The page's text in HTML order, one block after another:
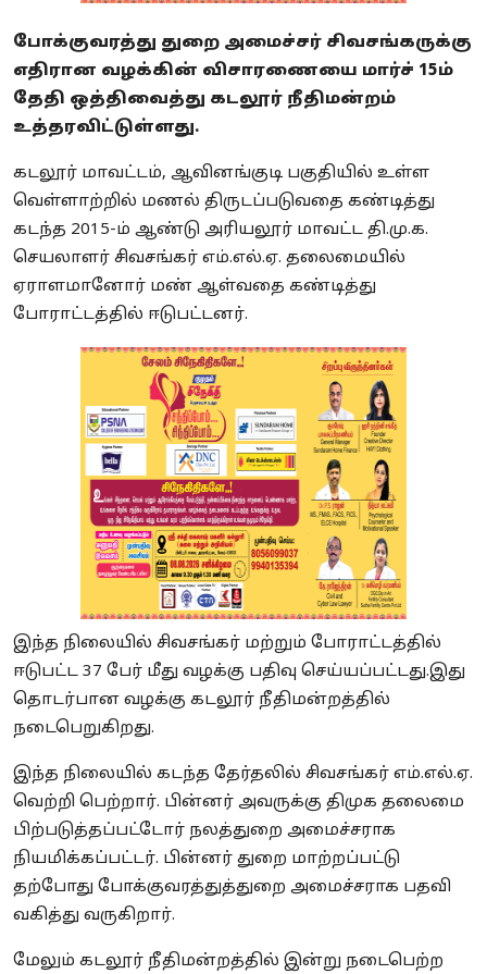
போக்குவரத்து துறை அமைச்சர் சிவசங்கருக்கு
எதிரான வழக்கின் விசாரணையை மார்ச் 15ம்
தேதி ஒத்திவைத்து கடலூர் நீதிமன்றம்
உத்தரவிட்டுள்ளது.
கடலூர் மாவட்டம், ஆவினங்குடி பகுதியில் உள்ள
வெள்ளாற்றில் மணல் திருடப்படுவதை கண்டித்து
கடந்த 2015-ம் ஆண்டு அரியலூர் மாவட்ட தி.மு.க.
செயலாளர் சிவசங்கர் எம்.எல்.ஏ. தலைமையில்
ஏராளமானோர் மண் ஆள்வதை கண்டித்து
போராட்டத்தில் ஈடுபட்டனர்.
இந்த நிலையில் சிவசங்கர் மற்றும் போராட்டத்தில்
ஈடுபட்ட 37 பேர் மீது வழக்கு பதிவு செய்யப்பட்டது.இது
தொடர்பான வழக்கு கடலூர் நீதிமன்றத்தில்
நடைபெறுகிறது.
இந்த நிலையில் கடந்த தேர்தலில் சிவசங்கர் எம்.எல்.ஏ.
வெற்றி பெற்றார். பின்னர் அவருக்கு திமுக தலைமை
பிற்படுத்தப்பட்டோர் நலத்துறை அமைச்சராக
நியமிக்கப்பட்டர். பின்னர் துறை மாற்றப்பட்டு
தற்போது போக்குவரத்துத்துறை அமைச்சராக பதவி
வகித்து வருகிறார்.
மேலும் கடலூர் நீதிமன்றத்தில் இன்று நடைபெற்ற